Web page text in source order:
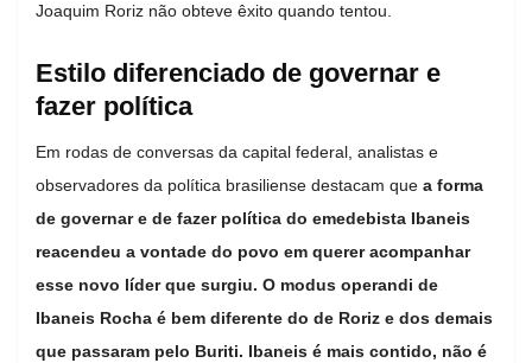
Joaquim Roriz não obteve êxito quando tentou.
Estilo diferenciado de governar e
fazer política
Em rodas de conversas da capital federal, analistas e
observadores da política brasiliense destacam que a forma
de governar e de fazer política do emedebista Ibaneis
reacendeu a vontade do povo em querer acompanhar
esse novo líder que surgiu. O modus operandi de
Ibaneis Rocha é bem diferente do de Roriz e dos demais
que passaram pelo Buriti. Ibaneis é mais contido, não é